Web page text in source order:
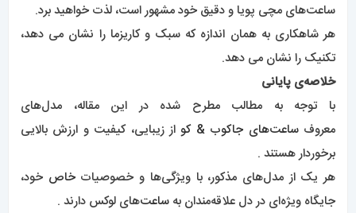
ساعت‌های مچی پویا و دقیق خود مشهور است، لذت خواهید برد.
هر شاهکاری به همان اندازه که سبک و کاریزما را نشان می دهد،
تکنیک را نشان می دهد.
خلاصه‌ی پایانی
با توجه به مطالب مطرح شده در این مقاله، مدل‌های
معروفساعت‌های جاکوب & کواز زیبایی، کیفیت و ارزش بالایی
برخوردار هستند .
هر یک از مدل‌های مذکور، با ویژگی‌ها و خصوصیاتخاص خود،
جایگاه ویژه‌ای در دل علاقه‌مندان به ساعت‌های لوکس دارند .